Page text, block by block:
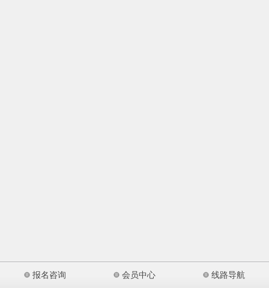
报名咨询 会员中心 线路导航